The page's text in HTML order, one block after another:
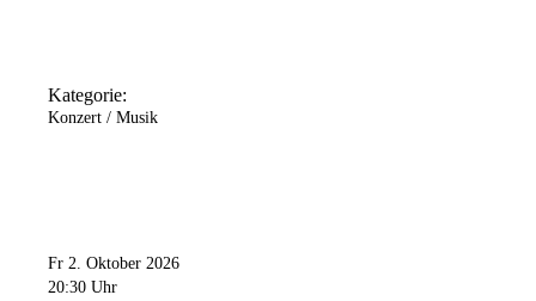
Kategorie:
Konzert / Musik
Fr 2. Oktober 2026
20:30 Uhr